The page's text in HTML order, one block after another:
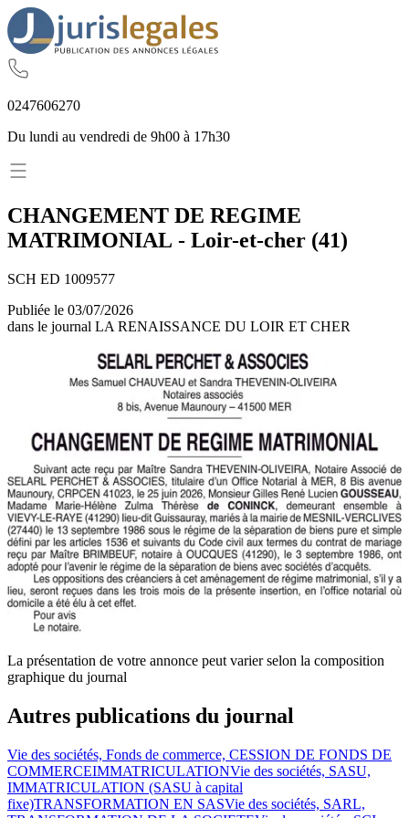
0247606270
Du lundi au vendredi de 9h00 à 17h30
CHANGEMENT DE REGIME
MATRIMONIAL - Loir-et-cher (41)
SCH ED 1009577
Publiée le 03/07/2026
dans le journal LA RENAISSANCE DU LOIR ET CHER
La présentation de votre annonce peut varier selon la composition
graphique du journal
Autres publications du journal
Vie des sociétés, Fonds de commerce, CESSION DE FONDS DE
COMMERCEIMMATRICULATIONVie des sociétés, SASU,
IMMATRICULATION (SASU à capital
fixe)TRANSFORMATION EN SASVie des sociétés, SARL,